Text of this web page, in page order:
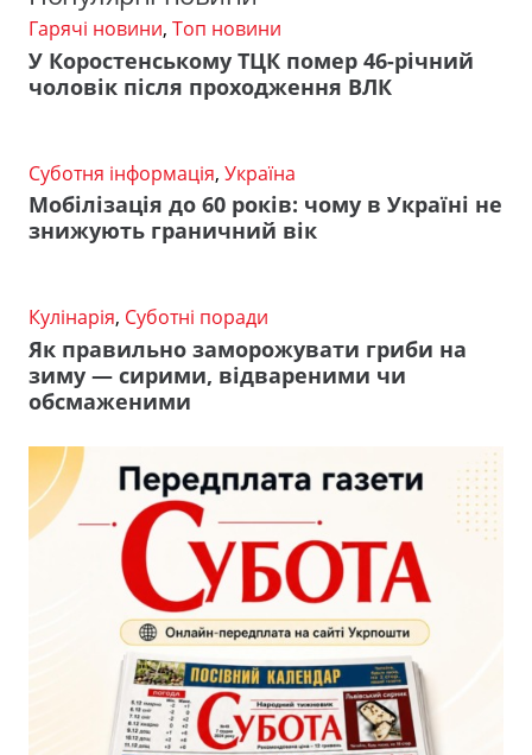
Гарячі новини, Топ новини
У Коростенському ТЦК помер 46-річний
чоловік після проходження ВЛК
Суботня інформація, Україна
Мобілізація до 60 років: чому в Україні не
знижують граничний вік
Кулінарія, Суботні поради
Як правильно заморожувати гриби на
зиму — сирими, відвареними чи
обсмаженими